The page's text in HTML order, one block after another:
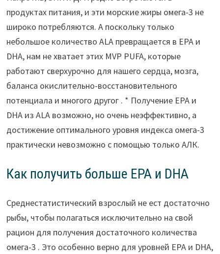
продуктах питания, и эти морские жиры омега-3 не
широко потребляются. А поскольку только
небольшое количество ALA превращается в EPA и
DHA, нам не хватает этих MVP PUFA, которые
работают сверхурочно для нашего сердца, мозга,
баланса окислительно-восстановительного
потенциала и многого другог . * Получение EPA и
DHA из ALA возможно, но очень неэффективно, а
достижение оптимального уровня индекса омега-3
практически невозможно с помощью только АЛК.
Как получить больше EPA и DHA
Среднестатистический взрослый не ест достаточно
рыбы, чтобы полагаться исключительно на свой
рацион для получения достаточного количества
омега-3 . Это особенно верно для уровней EPA и DHA,